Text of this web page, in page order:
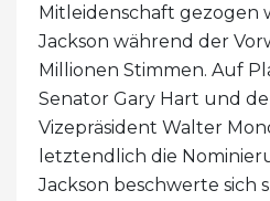
Mitleidenschaft gezogen
Jackson während der
Millionen Stimmen. Auf
Senator Gary Hart und
Vizepräsident Walter
letztendlich die
Jackson beschwerte sich